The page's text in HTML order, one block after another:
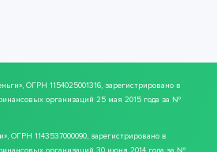
, ОГРН 1154025001316, зарегистрировано в
организаций 25 мая 2015 года за №
, ОГРН 1143537000090, зарегистрировано в